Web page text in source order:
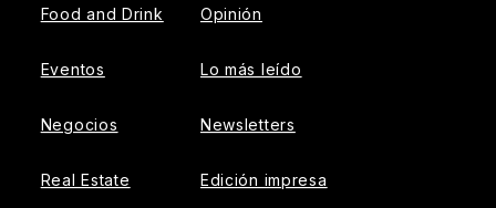
Food and Drink
Eventos
Negocios
Real Estate
Opinión
Lo más leído
Newsletters
Edición impresa